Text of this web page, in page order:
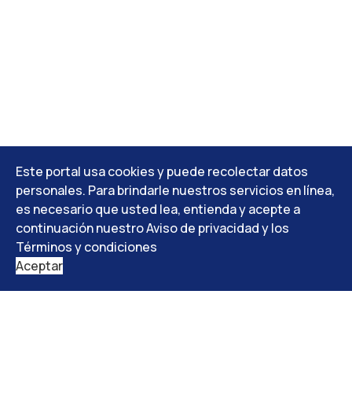
Este portal usa cookies y puede recolectar datos
personales. Para brindarle nuestros servicios en línea,
es necesario que usted lea, entienda y acepte a
continuación nuestro Aviso de privacidad y los
Términos y condiciones
Aceptar